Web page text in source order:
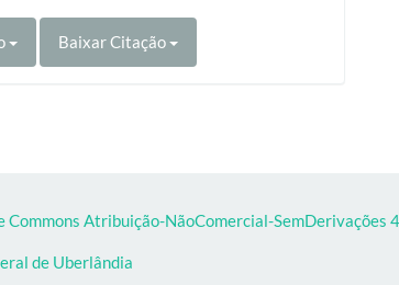
Baixar Citação
Commons Atribuição-NãoComercial-SemDerivações
de Uberlândia